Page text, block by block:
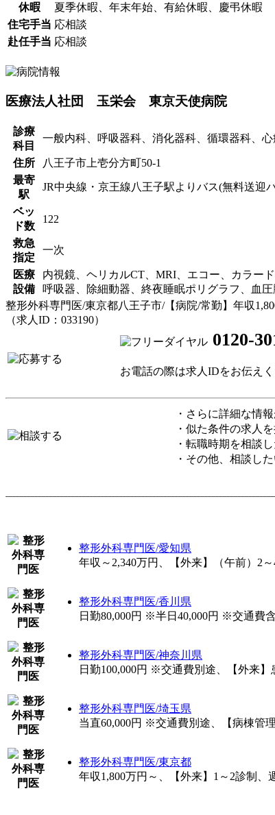
休暇
夏季休暇、年末年始、有給休暇、慶弔休暇
住宅手当 応相談
赴任手当 応相談
医療法人社団 玉栄会 東京天使病院
診療
科目
一般内科、呼吸器科、消化器科、循環器科、
住所
八王子市上壱分方町50-1
最寄
駅
JR中央線・京王線八王子駅よりバス(無料送迎
ベッ
ド数
122
救急
指定
一次
医療
設備
内視鏡、ヘリカルCT、MRI、エコー、カラー
呼吸器、除細動器、終夜睡眠ポリグラフ、血
整形外科専門医/東京都八王子市/【病院/常勤】年収
（求人ID：033190）
0120-
お電話の際は求人IDをお伝えく
・さらに詳細な情
・似た条件の求人
・転職時期を相談
・その他、相談し
整形外科専門医/愛知県
年収～2,340万円、【外来】（午前）2
整形外科専門医/香川県
日勤80,000円 ※半日40,000円 ※交通費
整形外科専門医/神奈川県
日勤100,000円 ※交通費別途、【外来】
整形外科専門医/埼玉県
当直60,000円 ※交通費別途、【病棟管
整形外科専門医/東京都
年収1,800万円～、【外来】1～2診制